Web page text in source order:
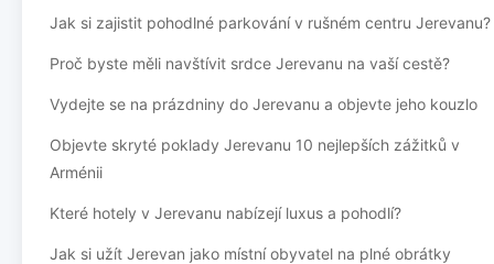
Jak si zajistit pohodlné parkování v rušném centru Jerevanu?
Proč byste měli navštívit srdce Jerevanu na vaší cestě?
Vydejte se na prázdniny do Jerevanu a objevte jeho kouzlo
Objevte skryté poklady Jerevanu 10 nejlepších zážitků v
Arménii
Které hotely v Jerevanu nabízejí luxus a pohodlí?
Jak si užít Jerevan jako místní obyvatel na plné obrátky